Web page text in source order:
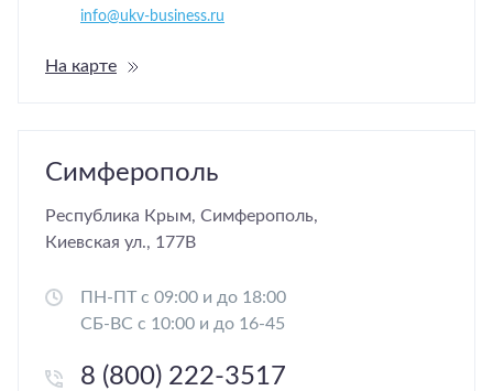
На карте
info@ukv-business.ru
Симферополь
Республика Крым, Симферополь,
Киевская ул., 177В
ПН-ПТ с 09:00 и до 18:00
СБ-ВС с 10:00 и до 16-45
8 (800) 222-3517